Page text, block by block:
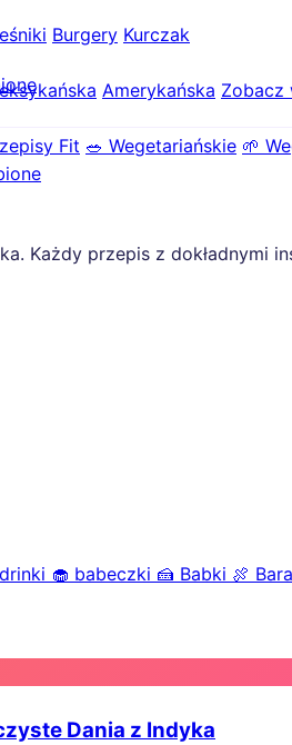
Burgery Kurczak
Amerykańska
Fit 🥗 Wegetariańskie 🌱
Każdy przepis z dokładnymi
🧁 babeczki 🍰 Babki 🍖
Dania z Indyka